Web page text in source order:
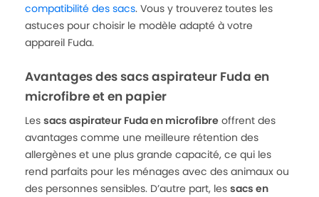
compatibilité des sacs. Vous y trouverez toutes les
astuces pour choisir le modèle adapté à votre
appareil Fuda.
Avantages des sacs aspirateur Fuda en
microfibre et en papier
Les sacs aspirateur Fuda en microfibre offrent des
avantages comme une meilleure rétention des
allergènes et une plus grande capacité, ce qui les
rend parfaits pour les ménages avec des animaux ou
des personnes sensibles. D’autre part, les sacs en